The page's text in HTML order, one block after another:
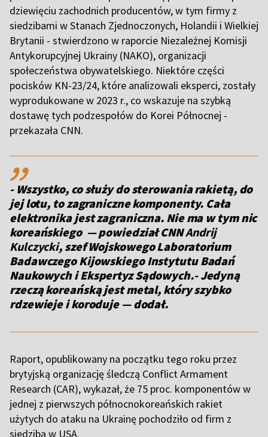
dziewięciu zachodnich producentów, w tym firmy z
siedzibami w Stanach Zjednoczonych, Holandii i Wielkiej
Brytanii - stwierdzono w raporcie Niezależnej Komisji
Antykorupcyjnej Ukrainy (NAKO), organizacji
społeczeństwa obywatelskiego. Niektóre części
pocisków KN-23/24, które analizowali eksperci, zostały
wyprodukowane w 2023 r., co wskazuje na szybką
dostawę tych podzespołów do Korei Północnej -
przekazała CNN.
,,
- Wszystko, co służy do sterowania rakietą, do
jej lotu, to zagraniczne komponenty. Cała
elektronika jest zagraniczna. Nie ma w tym nic
koreańskiego — powiedział CNNAndrij
Kulczycki, szef Wojskowego Laboratorium
Badawczego Kijowskiego Instytutu Badań
Naukowych i Ekspertyz Sądowych.- Jedyną
rzeczą koreańską jest metal, który szybko
rdzewieje i koroduje — dodał.
Raport, opublikowany na początku tego roku przez
brytyjską organizację śledczą Conflict Armament
Research (CAR), wykazał, że 75 proc. komponentów w
jednej z pierwszych północnokoreańskich rakiet
użytych do ataku na Ukrainę pochodziło od firm z
siedzibą w USA.